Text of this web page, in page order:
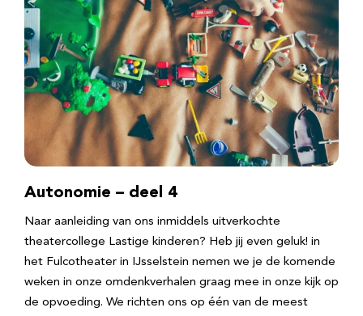
Autonomie – deel 4
Naar aanleiding van ons inmiddels uitverkochte
theatercollege Lastige kinderen? Heb jij even geluk! in
het Fulcotheater in IJsselstein nemen we je de komende
weken in onze omdenkverhalen graag mee in onze kijk op
de opvoeding. We richten ons op één van de meest